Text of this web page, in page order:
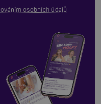
osobních údajů